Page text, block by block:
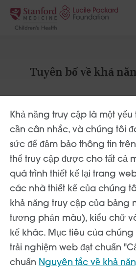
Bỏ qua nội dung
Tuyên bố về khả
Khả năng truy cập là một yếu
cần cân nhắc, và chúng tôi
sức để đảm bảo thông tin
thể truy cập được cho tất cả
quá trình thiết kế lại trang
các nhà thiết kế của chúng
khả năng truy cập của bảng
tương phản màu), kiểu chữ
kế khác. Mục tiêu của
trải nghiệm web đạt chuẩn
chuẩn Nguyên tắc về khả